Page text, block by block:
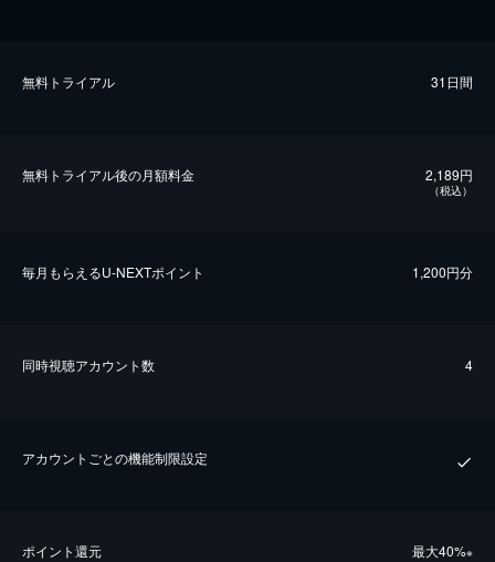
無料トライアル 31日間
無料トライアル後の⽉額料金 2,189円
（税込）
毎⽉もらえるU-NEXTポイント 1,200円分
同時視聴アカウント数 4
アカウントごとの機能制限設定
ポイント還元 最⼤40%※